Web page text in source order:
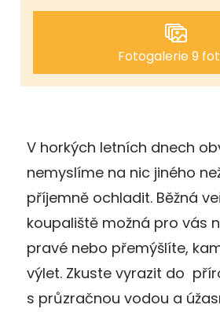
Fotogalerie 9
V horkých letních dnech
nemyslíme na nic jiného
příjemně ochladit. Běžná
koupaliště možná pro vás
pravé nebo přemýšlíte,
výlet. Zkuste vyrazit do
s průzračnou vodou a